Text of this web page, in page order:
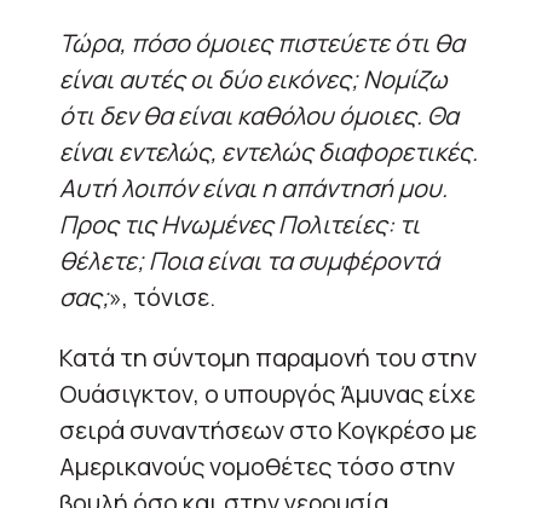
Τώρα, πόσο όμοιες πιστεύετε ότι θα
είναι αυτές οι δύο εικόνες; Νομίζω
ότι δεν θα είναι καθόλου όμοιες. Θα
είναι εντελώς, εντελώς διαφορετικές.
Αυτή λοιπόν είναι η απάντησή μου.
Προς τις Ηνωμένες Πολιτείες: τι
θέλετε; Ποια είναι τα συμφέροντά
σας;», τόνισε.
Κατά τη σύντομη παραμονή του στην
Ουάσιγκτον, ο υπουργός Άμυνας είχε
σειρά συναντήσεων στο Κογκρέσο με
Αμερικανούς νομοθέτες τόσο στην